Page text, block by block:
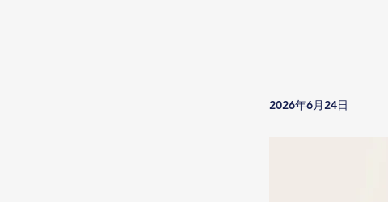
2026年6月24日